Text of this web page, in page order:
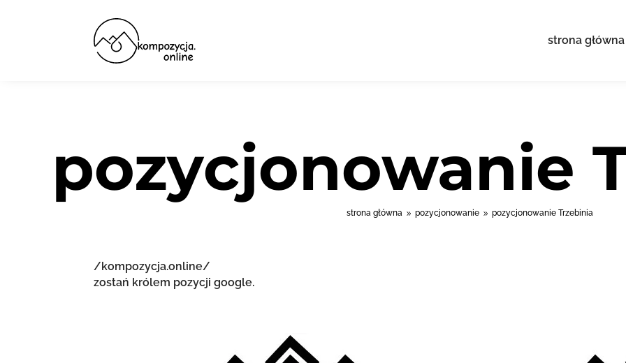
strona główna
pozycjonowanie
strona główna 9 pozycjonowanie 9 pozycjonowanie Trzebinia
/kompozycja.online/
zostań królem pozycji google.